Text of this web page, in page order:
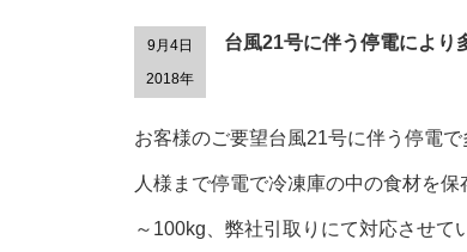
9月4日
2018年
台風21号に伴う停電により
お客様のご要望台風21号に伴う停電
人様まで停電で冷凍庫の中の食材を
～100kg、弊社引取りにて対応させて